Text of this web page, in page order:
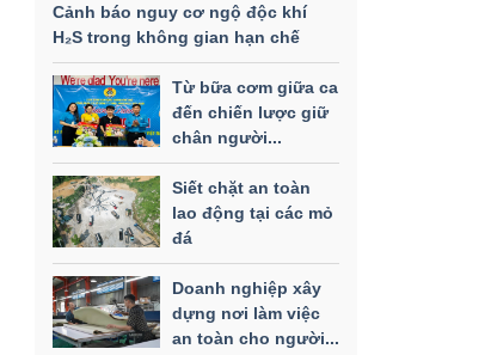
Cảnh báo nguy cơ ngộ độc khí
H₂S trong không gian hạn chế
Từ bữa cơm giữa ca
đến chiến lược giữ
chân người...
Siết chặt an toàn
lao động tại các mỏ
đá
Doanh nghiệp xây
dựng nơi làm việc
an toàn cho người...